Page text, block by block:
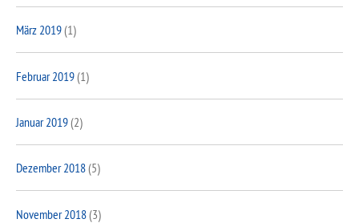
März 2019(1)
Februar 2019(1)
Januar 2019(2)
Dezember 2018(5)
November 2018(3)